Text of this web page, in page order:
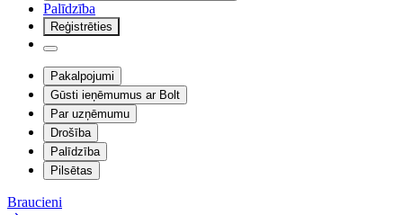
Palīdzība
Reģistrēties
Pakalpojumi
Gūsti ieņēmumus ar Bolt
Par uzņēmumu
Drošība
Palīdzība
Pilsētas
Braucieni